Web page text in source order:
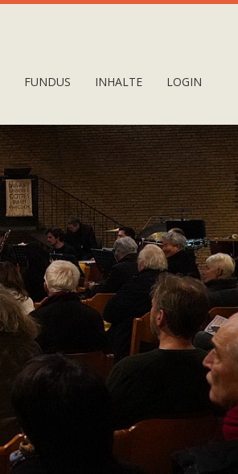
FUNDUS INHALTE LOGIN